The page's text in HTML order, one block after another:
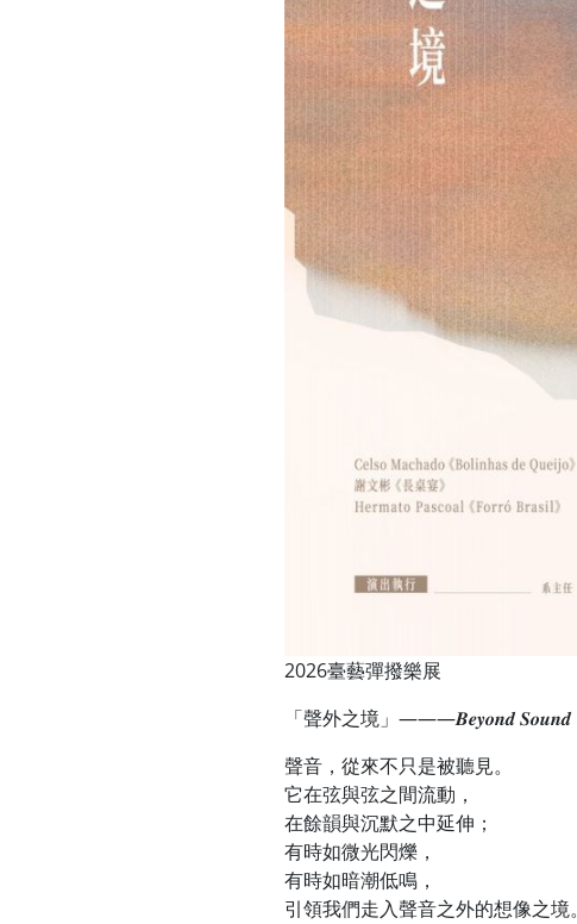
2026臺藝彈撥樂展
「聲外之境」———𝑩𝒆𝒚𝒐𝒏𝒅 𝑺𝒐𝒖𝒏𝒅
聲音，從來不只是被聽見。
它在弦與弦之間流動，
在餘韻與沉默之中延伸；
有時如微光閃爍，
有時如暗潮低鳴，
引領我們走入聲音之外的想像之境。